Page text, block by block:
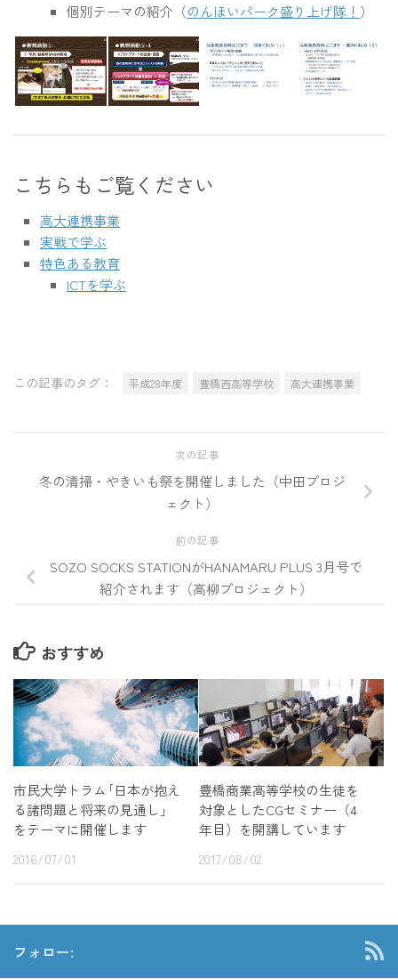
個別テーマの紹介（のんほいパーク盛り上げ隊！ ）
こちらもご覧ください
高大連携事業
実戦で学ぶ
特色ある教育
ICTを学ぶ
この記事のタグ： 平成28年度 豊橋西高等学校 高大連携事業
次の記事
冬の清掃・やきいも祭を開催しました（中田プロジ
ェクト）
前の記事
SOZO SOCKS STATIONがHANAMARU PLUS 3月号で
紹介されます（高柳プロジェクト）
おすすめ
市民大学トラム｢日本が抱え
る諸問題と将来の見通し」
をテーマに開催します
2016/07/01
豊橋商業高等学校の生徒を
対象としたCGセミナー（4
年目）を開講しています
2017/08/02
フォロー: